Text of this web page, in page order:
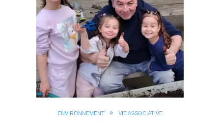
ENVIRONNEMENT VIE ASSOCIATIVE